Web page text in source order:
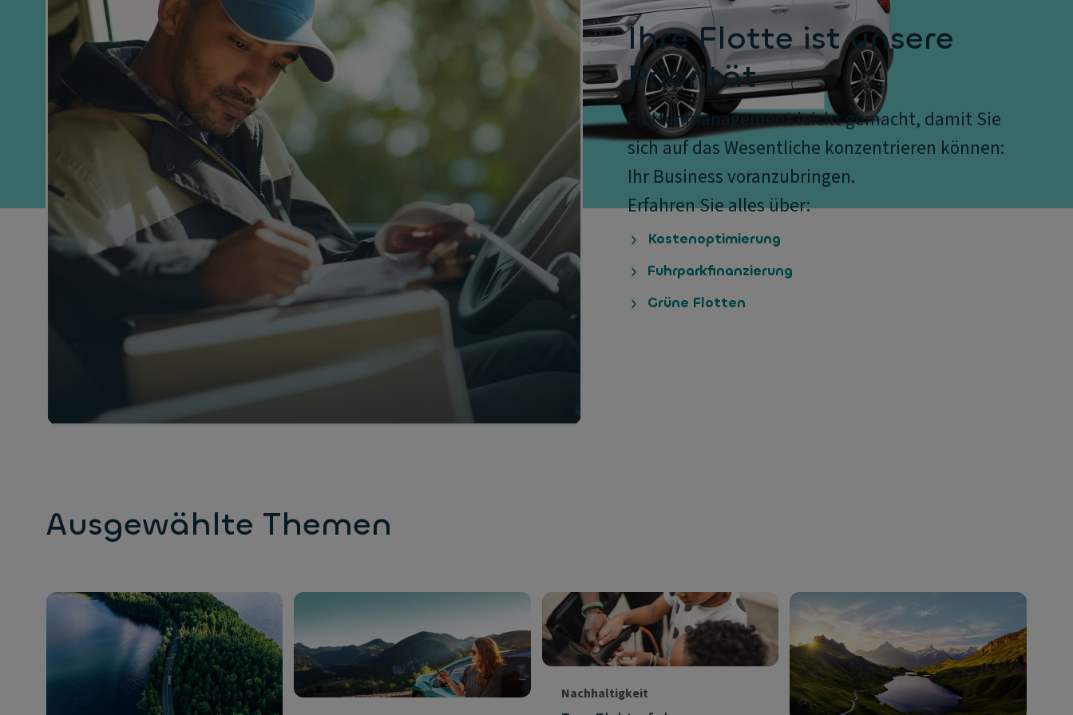
Ihre Flotte ist unsere
Priorität
Flottenmanagement leicht gemacht, damit Sie
sich auf das Wesentliche konzentrieren können:
Ihr Business voranzubringen.
Erfahren Sie alles über:
Kostenoptimierung
Fuhrparkfinanzierung
Grüne Flotten
Ausgewählte Themen
Nachhaltigkeit